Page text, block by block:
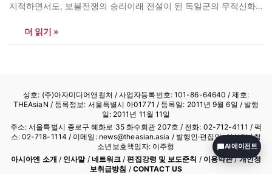
지적하면서도, 보불전쟁의 승리이래 전설이 된 독일군의 무적신화
그러나 독일군 참모본부의 자존심은 2차대전 시작도 전에 무너졌다.
히틀러가 독일군을 휘어잡은 방법은 비열하기 짝이 없었다. 국방군
더 읽기 »
상호: (주)아자미디어앤컬처 /사업자등록번호: 101-86-64640 / 제호:
THEAsiaN / 등록정보: 서울특별시 아01771 / 등록일: 2011년 9월 6일 / 발행
일: 2011년 11월 11일
주소: 서울특별시 종로구 혜화로 35 화수회관 207호 / 전화: 02-712-4111 / 팩
스: 02-718-1114 / 이메일: news@theasian.asia / 발행인·편집인: 이상기 / 청
소년보호책임자: 이주형
아시아엔 소개 / 인사말/ 네트워크 /편집강령 및 보도준칙 / 이용약관/개인정
보취급방침 / CONTACT US
AI 에이전트